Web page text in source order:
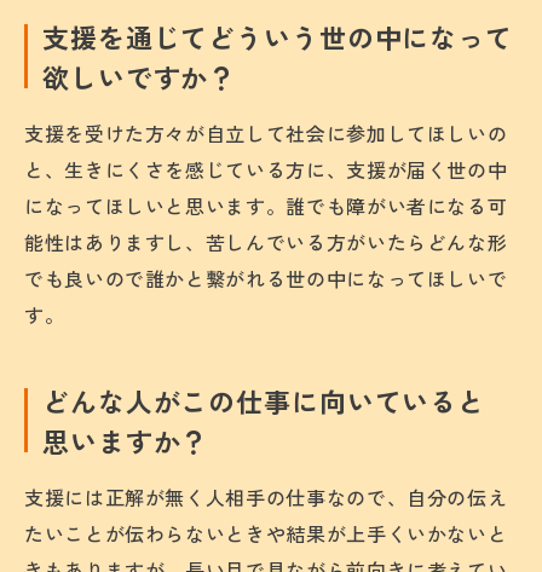
支援を通じてどういう世の中になって
欲しいですか？
支援を受けた方々が自立して社会に参加してほしいの
と、生きにくさを感じている方に、支援が届く世の中
になってほしいと思います。誰でも障がい者になる可
能性はありますし、苦しんでいる方がいたらどんな形
でも良いので誰かと繋がれる世の中になってほしいで
す。
どんな人がこの仕事に向いていると
思いますか？
支援には正解が無く人相手の仕事なので、自分の伝え
たいことが伝わらないときや結果が上手くいかないと